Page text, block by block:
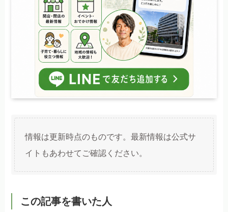
情報は更新時点のものです。最新情報は公式サ
イトもあわせてご確認ください。
この記事を書いた人